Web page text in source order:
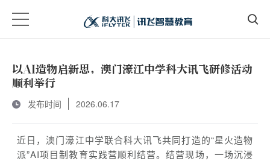
以AI造物启新思，澳门濠江中学科大讯飞研修活动
顺利举行
发布时间 2026.06.17
近日，澳门濠江中学联合科大讯飞共同打造的“星火造物
派”AI项目制教育实践营顺利结营。结营现场，一场沉浸